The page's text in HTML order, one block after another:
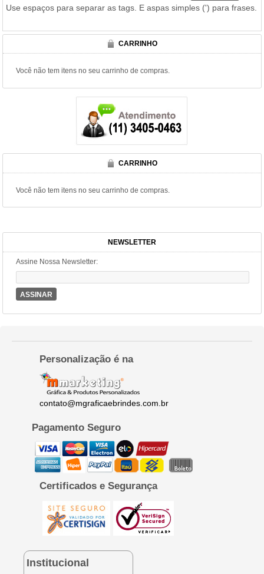
Use espaços para separar as tags. E aspas simples (') para frases.
CARRINHO
Você não tem itens no seu carrinho de compras.
CARRINHO
Você não tem itens no seu carrinho de compras.
NEWSLETTER
Assine Nossa Newsletter:
ASSINAR
Personalização é na
contato@mgraficaebrindes.com.br
Pagamento Seguro
Certificados e Segurança
Institucional